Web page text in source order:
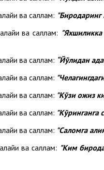
ва саллам: "Биродаринг
ва саллам:
ва саллам: “Йўлидан
ва саллам:
ва саллам: "Кўзи ожиз
ва саллам: "Кўринганга
ва саллам: "Саломга
ва саллам: "Ким